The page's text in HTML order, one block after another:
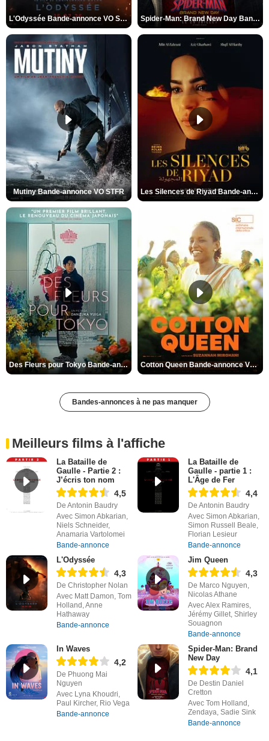
L'Odyssée Bande-annonce VO STFR Spider-Man: Brand New Day Bande-annonce VO STFR
Mutiny Bande-annonce VO STFR Les Silences de Riyad Bande-annonce VO STFR
Des Fleurs pour Tokyo Bande-annonce VO STFR Cotton Queen Bande-annonce VO STFR
Bandes-annonces à ne pas manquer
Meilleurs films à l'affiche
La Bataille de
Gaulle - Partie 2 :
J’écris ton nom
4,5
De Antonin Baudry
Avec Simon Abkarian,
Niels Schneider,
Anamaria Vartolomei
Bande-annonce
La Bataille de
Gaulle - partie 1 :
L'Âge de Fer
4,4
De Antonin Baudry
Avec Simon Abkarian,
Simon Russell Beale,
Florian Lesieur
Bande-annonce
L'Odyssée
4,3
De Christopher Nolan
Avec Matt Damon, Tom
Holland, Anne
Hathaway
Bande-annonce
Jim Queen
4,3
De Marco Nguyen,
Nicolas Athane
Avec Alex Ramires,
Jérémy Gillet, Shirley
Souagnon
Bande-annonce
In Waves
4,2
De Phuong Mai
Nguyen
Avec Lyna Khoudri,
Paul Kircher, Rio Vega
Bande-annonce
Spider-Man: Brand
New Day
4,1
De Destin Daniel
Cretton
Avec Tom Holland,
Zendaya, Sadie Sink
Bande-annonce